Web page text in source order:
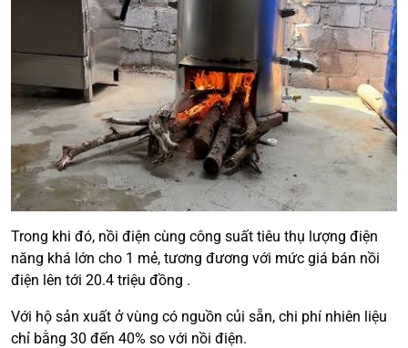
Trong khi đó, nồi điện cùng công suất tiêu thụ lượng điện
năng khá lớn cho 1 mẻ, tương đương với mức giá bán nồi
điện lên tới 20.4 triệu đồng .
Với hộ sản xuất ở vùng có nguồn củi sẵn, chi phí nhiên liệu
chỉ bằng 30 đến 40% so với nồi điện.